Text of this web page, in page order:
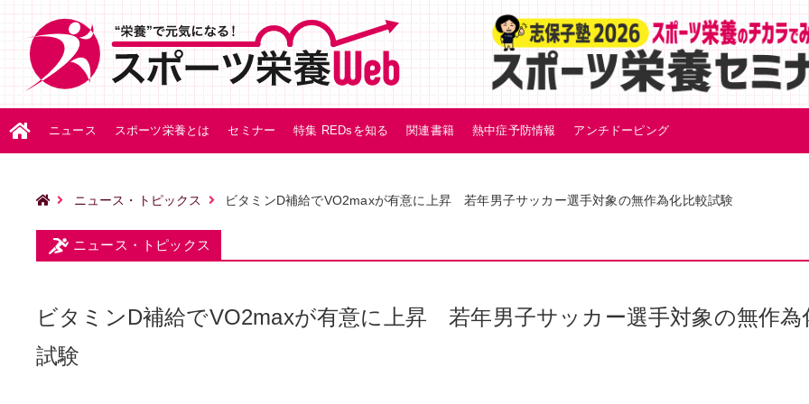
ニュース スポーツ栄養とは セミナー 特集 REDsを知る 関連書籍 熱中症予防情報 アンチドーピング
ニュース・トピックス ビタミンD補給でVO2maxが有意に上昇 若年男子サッカー選手対象の無作為化比較試験
ニュース・トピックス
ビタミンD補給でVO2maxが有意に上昇 若年男子サッカー選手対象の無作為
試験